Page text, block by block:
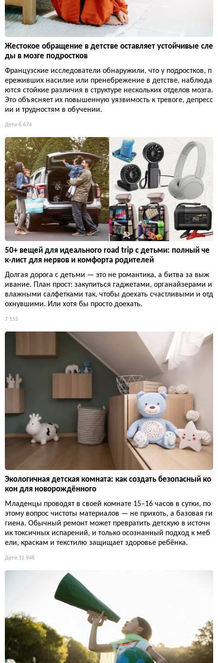
Жестокое обращение в детстве оставляет устойчивые сле
ды в мозге подростков
Французские исследователи обнаружили, что у подростков, п
ереживших насилие или пренебрежение в детстве, наблюда
ются стойкие различия в структуре нескольких отделов мозга.
Это объясняет их повышенную уязвимость к тревоге, депресс
ии и трудностям в обучении.
Дети 6 674
50+ вещей для идеального road trip с детьми: полный че
к-лист для нервов и комфорта родителей
Долгая дорога с детьми — это не романтика, а битва за выж
ивание. План прост: закупиться гаджетами, органайзерами и
влажными салфетками так, чтобы доехать счастливыми и отд
охнувшими. Или хотя бы просто доехать.
7 155
Экологичная детская комната: как создать безопасный ко
кон для новорождённого
Младенцы проводят в своей комнате 15–16 часов в сутки, по
этому вопрос чистоты материалов — не прихоть, а базовая ги
гиена. Обычный ремонт может превратить детскую в источн
ик токсичных испарений, и только осознанный подход к меб
ели, краскам и текстилю защищает здоровье ребёнка.
Дети 11 946